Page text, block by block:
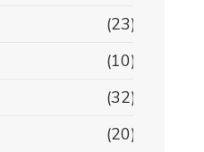
(23)
(10)
(32)
(20)